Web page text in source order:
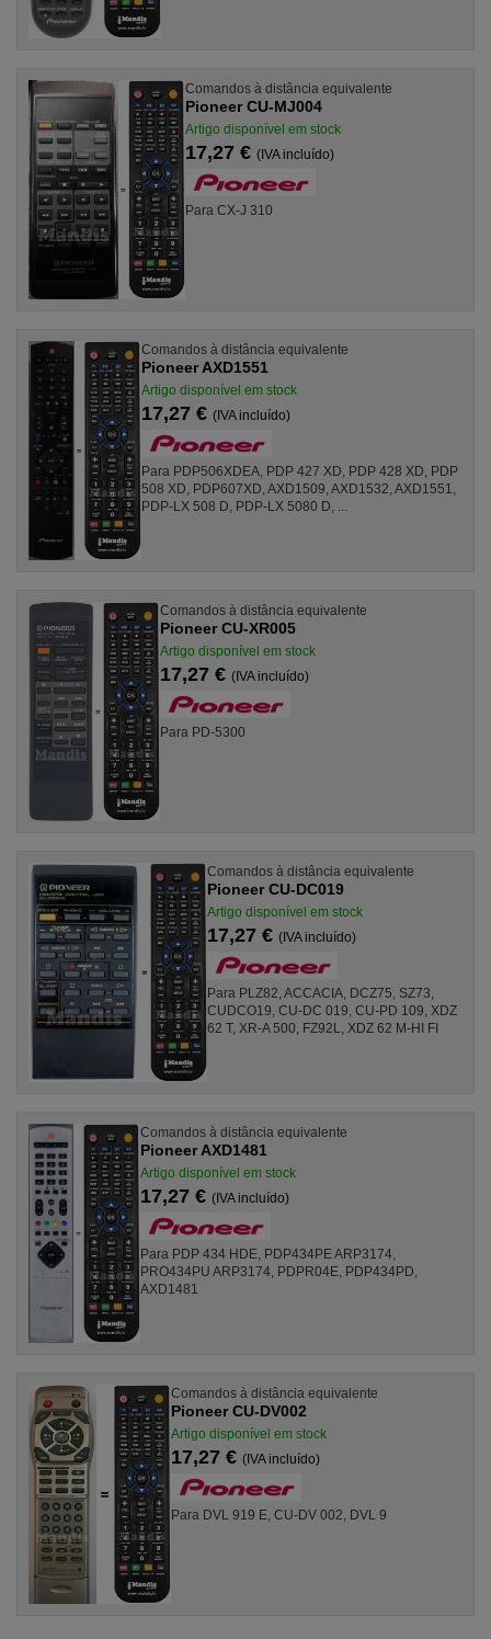
Comandos à distância equivalente
Pioneer CU-MJ004
Artigo disponível em stock
17,27 €(IVA incluído)
Para CX-J 310
Comandos à distância equivalente
Pioneer AXD1551
Artigo disponível em stock
17,27 € (IVA incluído)
Para PDP506XDEA, PDP 427 XD, PDP 428 XD, PDP
508 XD, PDP607XD, AXD1509, AXD1532, AXD1551,
PDP-LX 508 D, PDP-LX 5080 D, ...
Comandos à distância equivalente
Pioneer CU-XR005
Artigo disponível em stock
17,27 €(IVA incluído)
Para PD-5300
Comandos à distância equivalente
Pioneer CU-DC019
Artigo disponível em stock
17,27 € (IVA incluído)
Para PLZ82, ACCACIA, DCZ75, SZ73,
CUDCO19, CU-DC 019, CU-PD 109, XDZ
62 T, XR-A 500, FZ92L, XDZ 62 M-HI FI
Comandos à distância equivalente
Pioneer AXD1481
Artigo disponível em stock
17,27 €(IVA incluído)
Para PDP 434 HDE, PDP434PE ARP3174,
PRO434PU ARP3174, PDPR04E, PDP434PD,
AXD1481
Comandos à distância equivalente
Pioneer CU-DV002
Artigo disponível em stock
17,27 € (IVA incluído)
Para DVL 919 E, CU-DV 002, DVL 9